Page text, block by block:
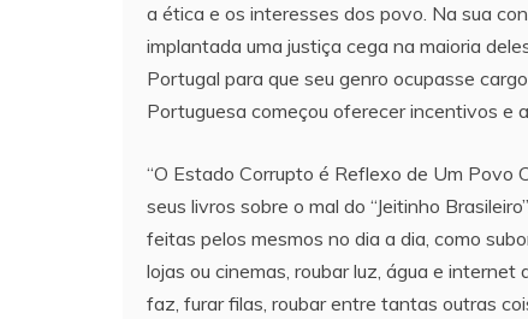
a ética e os interesses dos povo. Na sua
implantada uma justiça cega na maioria
Portugal para que seu genro ocupasse
Portuguesa começou oferecer incentivos e
“O Estado Corrupto é Reflexo de Um Povo
seus livros sobre o mal do “Jeitinho
feitas pelos mesmos no dia a dia, como
lojas ou cinemas, roubar luz, água e
faz, furar filas, roubar entre tantas outras